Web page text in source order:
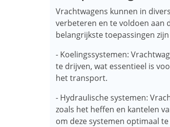
Vrachtwagens kunnen in
verbeteren en te voldoen aan
belangrijkste toepassingen
- Koelingssystemen:
te drijven, wat essentieel is
het transport.
- Hydraulische systemen:
zoals het heffen en kantelen
om deze systemen optimaal